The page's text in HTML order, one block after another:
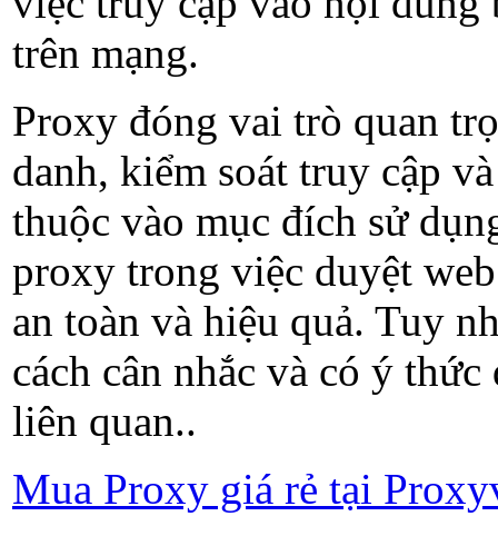
trên mạng.
Proxy đóng vai trò quan
danh, kiểm soát truy cập
thuộc vào mục đích sử
proxy trong việc duyệt
an toàn và hiệu quả. Tuy
cách cân nhắc và có ý
liên quan..
Mua Proxy giá rẻ tại